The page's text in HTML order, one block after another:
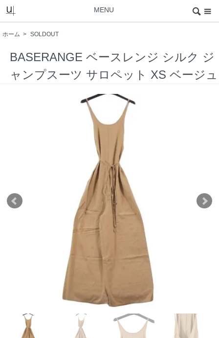
MENU
ホーム > SOLDOUT
BASERANGE ベースレンジ シルク ジ
ャンプスーツ サロペット XS ベージュ